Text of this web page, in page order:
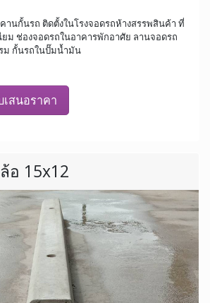
านกั้นรถ ติดตั้งในโรงจอดรถห้างสรรพสินค้า ที่
ม ช่องจอดรถในอาคารพักอาศัย ลานจอดรถ
ม กั้นรถในปั๊มน้ำมัน
สนอราคา
อ 15x12